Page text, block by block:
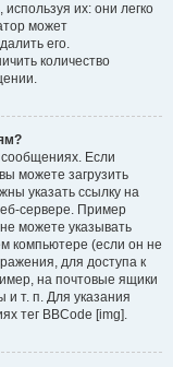
их: они легко
может
его.
количество
Если
можете загрузить
указать ссылку на
сервере. Пример
можете указывать
компьютере (если он не
для доступа к
на почтовые ящики
т. п. Для указания
тег BBCode [img].